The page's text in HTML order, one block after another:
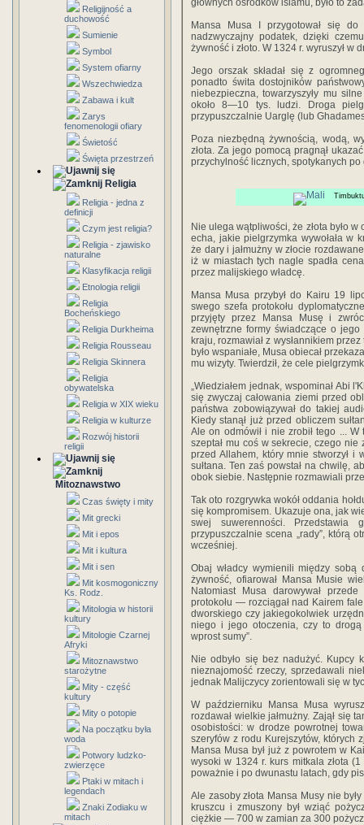
Religijność a
duchowość
Sumienie
Symbol
System ofiarny
Wszechwiedza
Zabawa i kult
Zarys
fenomenologii ofiary
Świetość
Święta przestrzeń
Religia
Religia - jedna z
definicji
Czym jest religia?
Religia - zjawisko
naturalne
Klasyfikacja religii
Etnologia religii
Religia
Bocheńskiego
Religia Durkheima
Religia Rousseau
Religia Skinnera
Religia
obywatelska
Religia w XIX wieku
Religia w kulturze
Rozwój historii
religii
Mitoznawstwo
Czas święty i mity
Mit grecki
Mit i epos
Mit i kultura
Mit i sen
Mit kosmogoniczny
Ks. Rodz.
Mitologia w historii
kultury
Mitologie Czarnej
Afryki
Mitoznawstwo
starożytne
Mity - część
kultury
Mity o potopie
Na początku była
woda
Potwory ludzko-
zwierzęce
Ptaki w mitach i
legendach
Znaki Zodiaku w
mitach
głównych ośrodków islamu, było to
Mansa Musa I przygotował się do
nadzwyczajny podatek, dzięki
żywność i złoto. W 1324 r. wyruszył w
Jego orszak składał się z
ponadto świta dostojników
niebezpieczna, towarzyszyły mu
około 8—10 tys. ludzi. Droga
przypuszczalnie Uarglę (lub
Poza niezbędną żywnością, wodą,
złota. Za jego pomocą pragnął
przychylność licznych, spotykanych
Nie ulega wątpliwości, że złota było
echa, jakie pielgrzymka wywołała w
że dary i jałmużny w złocie
iż w miastach tych nagle spadła
przez malijskiego władcę.
Mansa Musa przybył do Kairu 19
swego szefa protokołu
przyjęty przez Mansa Musę i
zewnętrzne formy świadczące o
kraju, rozmawiał z wysłannikiem
było wspaniałe, Musa obiecał
mu wizyty. Twierdził, że cele
„Wiedziałem jednak, wspominał Abi
się zwyczaj całowania ziemi przed
państwa zobowiązywał do takiej
Kiedy stanął już przed obliczem
Ale on odmówił i nie zrobił tego ...
szeptał mu coś w sekrecie, czego nie
przed Allahem, który mnie stworzył i
sułtana. Ten zaś powstał na chwilę,
obok siebie. Następnie rozmawiali
Tak oto rozgrywka wokół oddania
się kompromisem. Ukazuje ona, jak
swej suwerenności.
przypuszczalnie scena „rady”, którą
wcześniej.
Obaj władcy wymienili między sobą
żywność, ofiarował Mansa Musie
Natomiast Musa darowywał
protokołu — rozciągał nad Kairem
dworskiego czy jakiegokolwiek
niego i jego otoczenia, czy to
wprost sumy”.
Nie odbyło się bez nadużyć. Kupcy
nieznajomość rzeczy, sprzedawali
jednak Malijczycy zorientowali się w
W październiku Mansa Musa
rozdawał wielkie jałmużny. Zajął się
osobistości: w drodze powrotnej
szeryfów z rodu Kurejszytów, których
Mansa Musa był już z powrotem w
wysoki w 1324 r. kurs mitkala złota
poważnie i po dwunastu latach, gdy
Ale zasoby złota Mansa Musy nie
kruszcu i zmuszony był wziąć
ciężkie — 700 w zamian za 300